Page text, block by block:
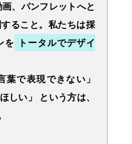
、パンフレットへと
ること。私たちは採
を
トータルでデザイ
葉で表現できない」
しい」 という方は、